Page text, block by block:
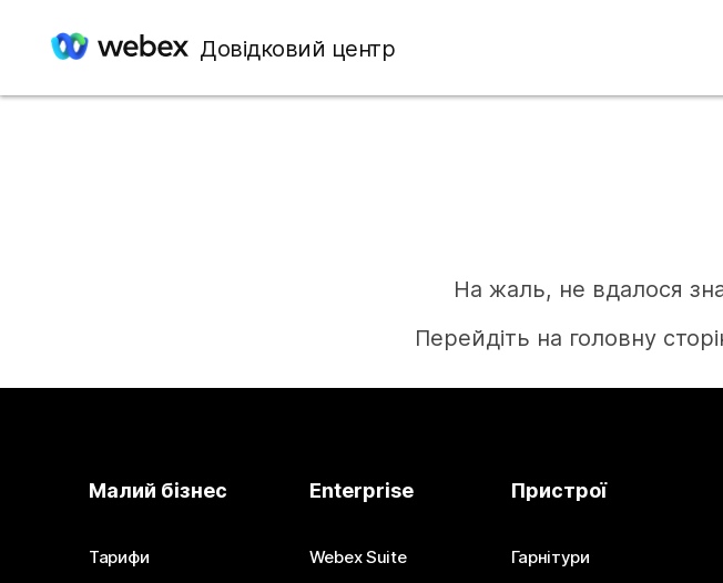
Довідковий центр
На жаль, не вдалося
Перейдіть на головну
Малий бізнес
Тарифи
Enterprise
Webex Suite
Пристрої
Гарнітури